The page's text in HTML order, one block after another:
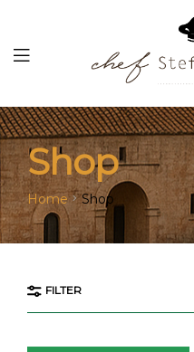
Shop
Home Shop
FILTER